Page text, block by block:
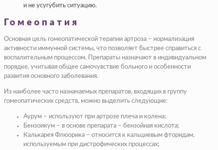
и не усугубить ситуацию.
Гомеопатия
Основная цель гомеопатической терапии артроза – нормализация
активности иммунной системы, что позволяет быстрее справиться с
воспалительным процессом. Препараты назначают в индивидуальном
порядке, учитывая общее самочувствие больного и особенности
развития основного заболевания.
Из наиболее часто назначаемых препаратов, входящих в группу
гомеопатических средств, можно выделить следующие:
Аурум – используют при артрозе плеча и колена;
Бензоикум – в основе препарата – бензойная кислота;
Калькарея Флюорика – относится к кальциевым фторидам,
используемым при дистрофических процессах;